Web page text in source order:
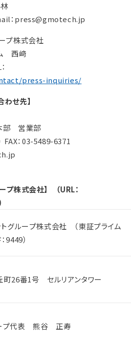
：press@gmotech.jp
プ株式会社
西﨑
press-inquiries/
わせ先】
部 営業部
FAX：03-5489-6371
プ株式会社】 （URL：
トグループ株式会社 （東証プライム
）
町26番1号 セルリアンタワー
プ代表 熊谷 正寿